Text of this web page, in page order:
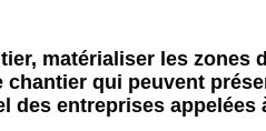
matérialiser les zones
chantier qui peuvent
des entreprises appelées